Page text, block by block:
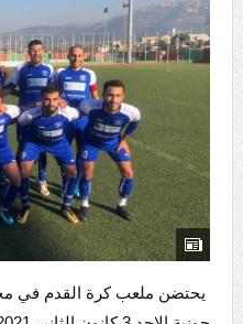
يحتضن ملعب كرة القدم في